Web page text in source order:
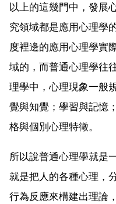
以上的這幾門中，發展
究領域都是應用心理學
度裡邊的應用心理學實
域的，而普通心理學往
理學中，心理現象一般
覺與知覺；學習與記憶
格與個別心理特徵。
所以說普通心理學就是
就是把人的各種心理，
行為反應來構建出理論